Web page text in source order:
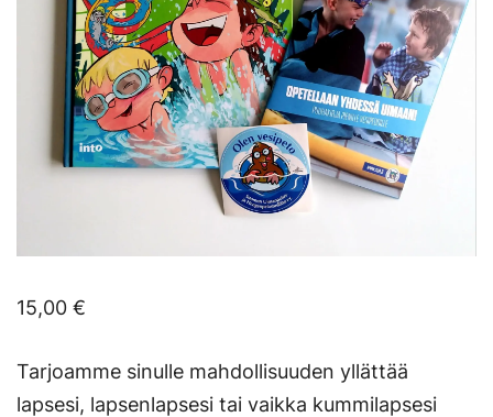
15,00 €
Tarjoamme sinulle mahdollisuuden yllättää
lapsesi, lapsenlapsesi tai vaikka kummilapsesi